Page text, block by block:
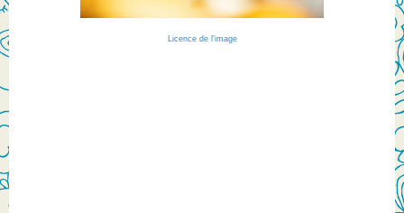
Licence de l'image